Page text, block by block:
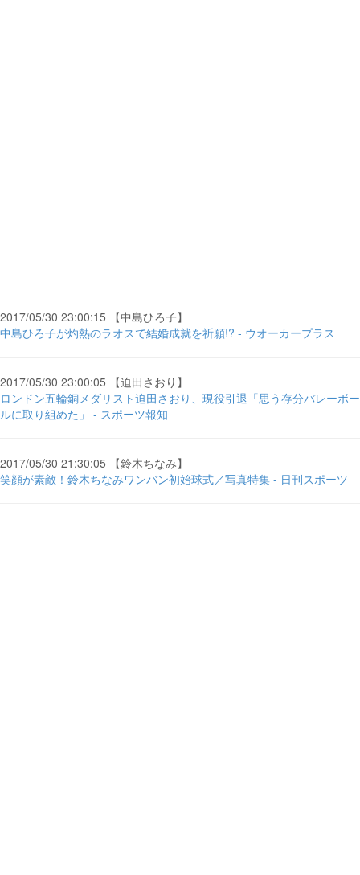
2017/05/30 23:00:15 【中島ひろ子】
中島ひろ子が灼熱のラオスで結婚成就を祈願!? - ウオーカープラス
2017/05/30 23:00:05 【迫田さおり】
ロンドン五輪銅メダリスト迫田さおり、現役引退「思う存分バレーボー
ルに取り組めた」 - スポーツ報知
2017/05/30 21:30:05 【鈴木ちなみ】
笑顔が素敵！鈴木ちなみワンバン初始球式／写真特集 - 日刊スポーツ